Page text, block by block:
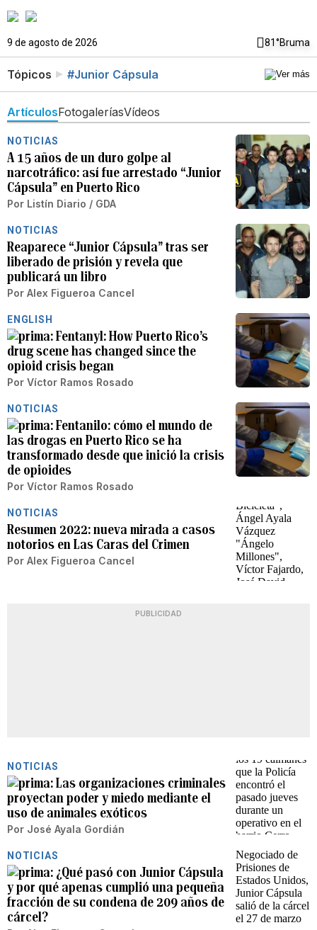
9 de agosto de 2026 81°Bruma
Tópicos #Junior Cápsula
ArtículosFotogaleríasVídeos
NOTICIAS
A 15 años de un duro golpe al
narcotráfico: así fue arrestado “Junior
Cápsula” en Puerto Rico
Por Listín Diario / GDA
NOTICIAS
Reaparece “Junior Cápsula” tras ser
liberado de prisión y revela que
publicará un libro
Por Alex Figueroa Cancel
ENGLISH
Fentanyl: How Puerto Rico’s
drug scene has changed since the
opioid crisis began
Por Víctor Ramos Rosado
NOTICIAS
Fentanilo: cómo el mundo de
las drogas en Puerto Rico se ha
transformado desde que inició la crisis
de opioides
Por Víctor Ramos Rosado
NOTICIAS
Resumen 2022: nueva mirada a casos
notorios en Las Caras del Crimen
Por Alex Figueroa Cancel
PUBLICIDAD
NOTICIAS
Las organizaciones criminales
proyectan poder y miedo mediante el
uso de animales exóticos
Por José Ayala Gordián
NOTICIAS
¿Qué pasó con Junior Cápsula
y por qué apenas cumplió una pequeña
fracción de su condena de 209 años de
cárcel?